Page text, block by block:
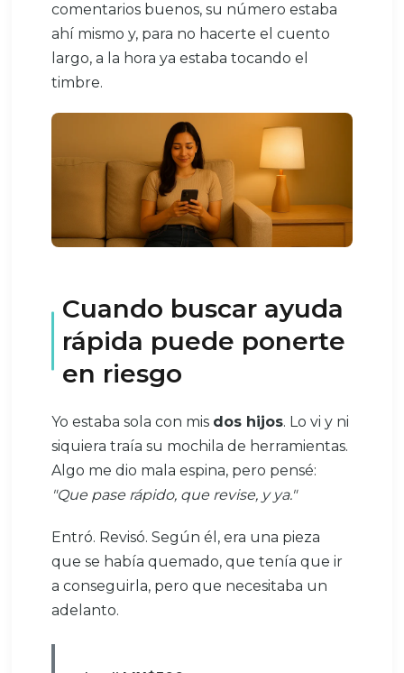
comentarios buenos, su número estaba
ahí mismo y, para no hacerte el cuento
largo, a la hora ya estaba tocando el
timbre.
Cuando buscar ayuda
rápida puede ponerte
en riesgo
Yo estaba sola con mis dos hijos. Lo vi y ni
siquiera traía su mochila de herramientas.
Algo me dio mala espina, pero pensé:
"Que pase rápido, que revise, y ya."
Entró. Revisó. Según él, era una pieza
que se había quemado, que tenía que ir
a conseguirla, pero que necesitaba un
adelanto.